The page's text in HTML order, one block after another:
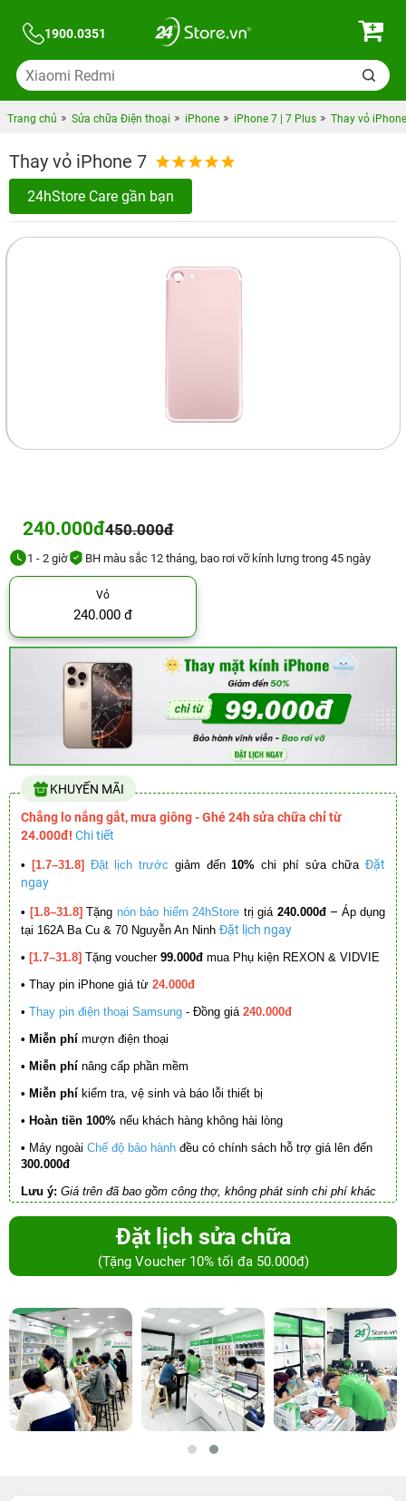
1900.0351
Trang chủ Sửa chữa Điện thoại iPhone iPhone 7 | 7 Plus Thay vỏ
Thay vỏ iPhone 7
24hStore Care gần bạn
240.000đ450.000đ
1 - 2 giờ BH màu sắc 12 tháng, bao rơi vỡ kính lưng trong 45 ngày
Vỏ
240.000 đ
KHUYẾN MÃI
Chẳng lo nắng gắt, mưa giông - Ghé 24h sửa chữa chỉ từ
24.000đ! Chi tiết
• [1.7–31.8] Đặt lịch trước giảm đến10% chi phí sửa chữa Đặt
ngay
• [1.8–31.8] Tặng nón bảo hiểm 24hStore trị giá 240.000đ – Áp dụng
tại 162A Ba Cu & 70 Nguyễn An Ninh Đặt lịch ngay
• [1.7–31.8] Tặng voucher 99.000đ mua Phụ kiện REXON & VIDVIE
• Thay pin iPhone giá từ 24.000đ
• Thay pin điện thoại Samsung - Đồng giá 240.000đ
• Miễn phí mượn điện thoại
• Miễn phí nâng cấp phần mềm
• Miễn phí kiểm tra, vệ sinh và báo lỗi thiết bị
• Hoàn tiền 100% nếu khách hàng không hài lòng
• Máy ngoài Chế độ bảo hành đều có chính sách hỗ trợ giá lên đến
300.000đ
Lưu ý: Giá trên đã bao gồm công thợ, không phát sinh chi phí khác
Đặt lịch sửa chữa
(Tặng Voucher 10% tối đa 50.000đ)